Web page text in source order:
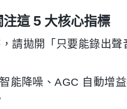
這 5 大核心指標
請拋開「只要能錄出
能降噪、AGC 自動增